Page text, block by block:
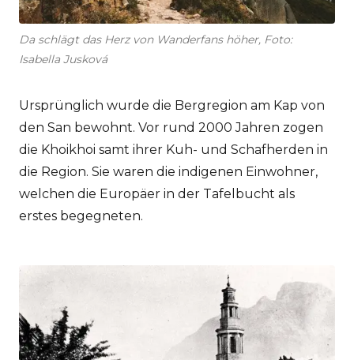
Da schlägt das Herz von Wanderfans höher, Foto:
Isabella Jusková
Ursprünglich wurde die Bergregion am Kap von
den San bewohnt. Vor rund 2000 Jahren zogen
die Khoikhoi samt ihrer Kuh- und Schafherden in
die Region. Sie waren die indigenen Einwohner,
welchen die Europäer in der Tafelbucht als
erstes begegneten.